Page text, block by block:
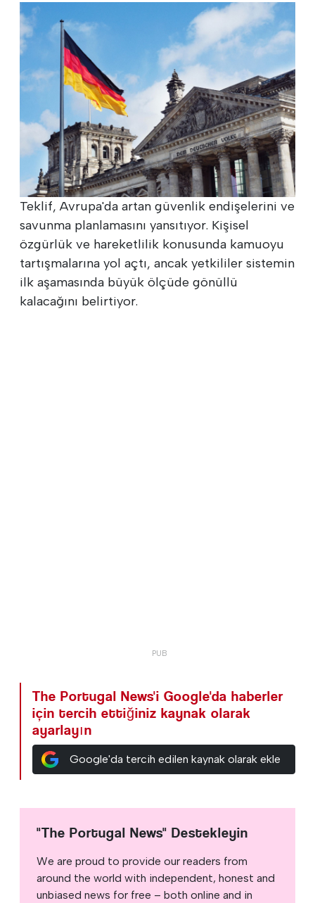
Teklif, Avrupa'da artan güvenlik endişelerini ve
savunma planlamasını yansıtıyor. Kişisel
özgürlük ve hareketlilik konusunda kamuoyu
tartışmalarına yol açtı, ancak yetkililer sistemin
ilk aşamasında büyük ölçüde gönüllü
kalacağını belirtiyor.
The Portugal News'i Google'da haberler
için tercih ettiğiniz kaynak olarak
ayarlayın
Google'da tercih edilen kaynak olarak ekle
"The Portugal News" Destekleyin
We are proud to provide our readers from
around the world with independent, honest and
unbiased news for free – both online and in